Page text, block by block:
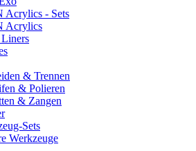
Acrylics - Sets
Acrylics
& Trennen
& Polieren
& Zangen
Sets
Werkzeuge